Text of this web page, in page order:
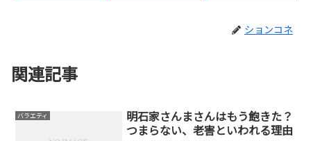
ションコネ
関連記事
バラエティ
明石家さんまさんはもう飽きた？
つまらない、老害といわれる理由